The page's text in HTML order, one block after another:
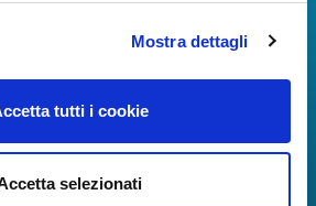
Mostra dettagli
tutti i cookie
selezionati
ancora più coinvolgente e